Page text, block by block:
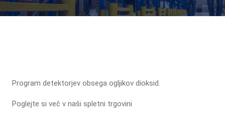
Program detektorjev obsega ogljikov dioksid.
Poglejte si več v naši spletni trgovini